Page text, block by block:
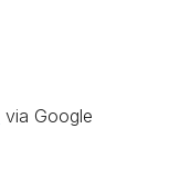
via Google